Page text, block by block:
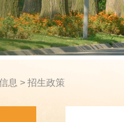
息 > 招生政策